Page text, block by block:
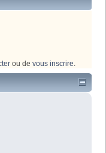
ou de vous inscrire